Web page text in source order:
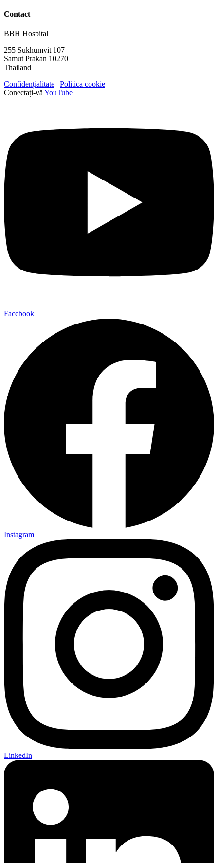
Contact
BBH Hospital
255 Sukhumvit 107
Samut Prakan 10270
Thailand
Confidențialitate | Politica cookie
Conectați-vă YouTube
Facebook
Instagram
LinkedIn